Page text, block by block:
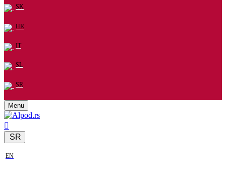
SK
HR
IT
SL
SR
Menu
SR
EN